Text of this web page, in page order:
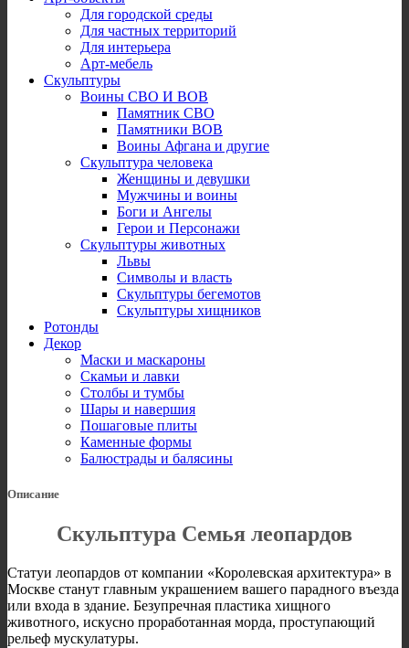
Для городской среды
Для частных территорий
Для интерьера
Арт-мебель
Скульптуры
Воины СВО И ВОВ
Памятник СВО
Памятники ВОВ
Воины Афгана и другие
Скульптура человека
Женщины и девушки
Мужчины и воины
Боги и Ангелы
Герои и Персонажи
Скульптуры животных
Львы
Символы и власть
Скульптуры бегемотов
Скульптуры хищников
Ротонды
Декор
Маски и маскароны
Скамьи и лавки
Столбы и тумбы
Шары и навершия
Пошаговые плиты
Каменные формы
Балюстрады и балясины
Описание
Скульптура Семья леопардов
Статуи леопардов от компании «Королевская архитектура» в
Москве станут главным украшением вашего парадного въезда
или входа в здание. Безупречная пластика хищного
животного, искусно проработанная морда, проступающий
рельеф мускулатуры.